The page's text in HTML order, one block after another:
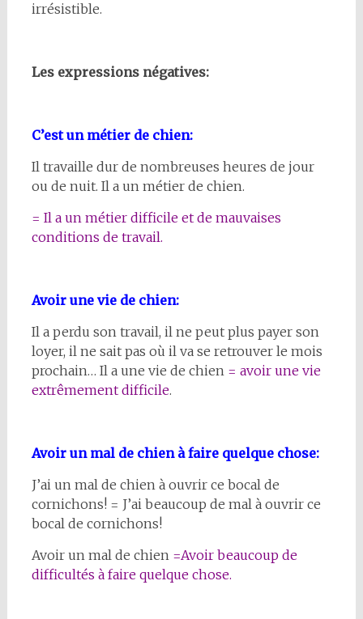
irrésistible.
Les expressions négatives:
C’est un métier de chien:
Il travaille dur de nombreuses heures de jour
ou de nuit. Il a un métier de chien.
= Il a un métier difficile et de mauvaises
conditions de travail.
Avoir une vie de chien:
Il a perdu son travail, il ne peut plus payer son
loyer, il ne sait pas où il va se retrouver le mois
prochain… Il a une vie de chien = avoir une vie
extrêmement difficile.
Avoir un mal de chien à faire quelque chose:
J’ai un mal de chien à ouvrir ce bocal de
cornichons! = J’ai beaucoup de mal à ouvrir ce
bocal de cornichons!
Avoir un mal de chien =Avoir beaucoup de
difficultés à faire quelque chose.